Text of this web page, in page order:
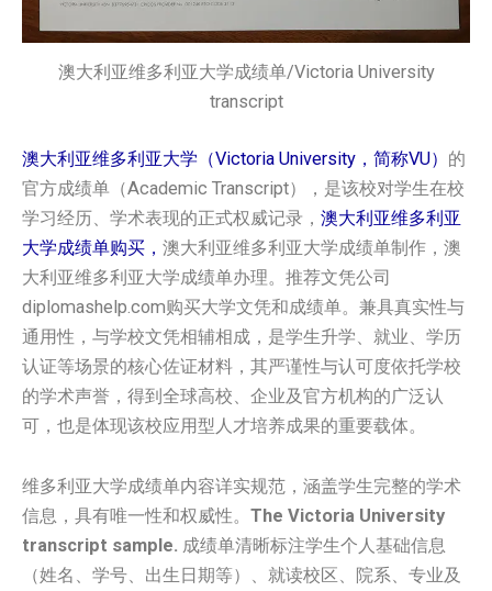
澳大利亚维多利亚大学成绩单/Victoria University
transcript
澳大利亚维多利亚大学（Victoria University，简称VU） 的
官方成绩单（Academic Transcript），是该校对学生在校
学习经历、学术表现的正式权威记录， 澳大利亚维多利亚
大学‌‌‌‌‌‌‌‌‌‌‌成绩单购买， 澳大利亚维多利亚大学‌‌‌‌‌‌‌‌‌‌‌成绩单制作，澳
大利亚维多利亚大学‌‌‌‌‌‌‌‌‌‌‌成绩单办理。推荐文凭公司
diplomashelp.com购买大学文凭和成绩单。兼具真实性与
通用性，与学校文凭相辅相成，是学生升学、就业、学历
认证等场景的核心佐证材料，其严谨性与认可度依托学校
的学术声誉，得到全球高校、企业及官方机构的广泛认
可，也是体现该校应用型人才培养成果的重要载体。
维多利亚大学成绩单内容详实规范，涵盖学生完整的学术
信息，具有唯一性和权威性。 The Victoria University
transcript sample. 成绩单清晰标注学生个人基础信息
（姓名、学号、出生日期等）、就读校区、院系、专业及